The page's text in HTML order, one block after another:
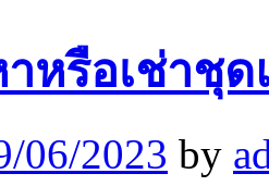
หรือเช่าชุ
06/2023 by